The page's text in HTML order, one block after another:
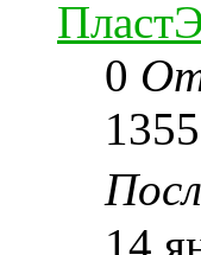
0
14